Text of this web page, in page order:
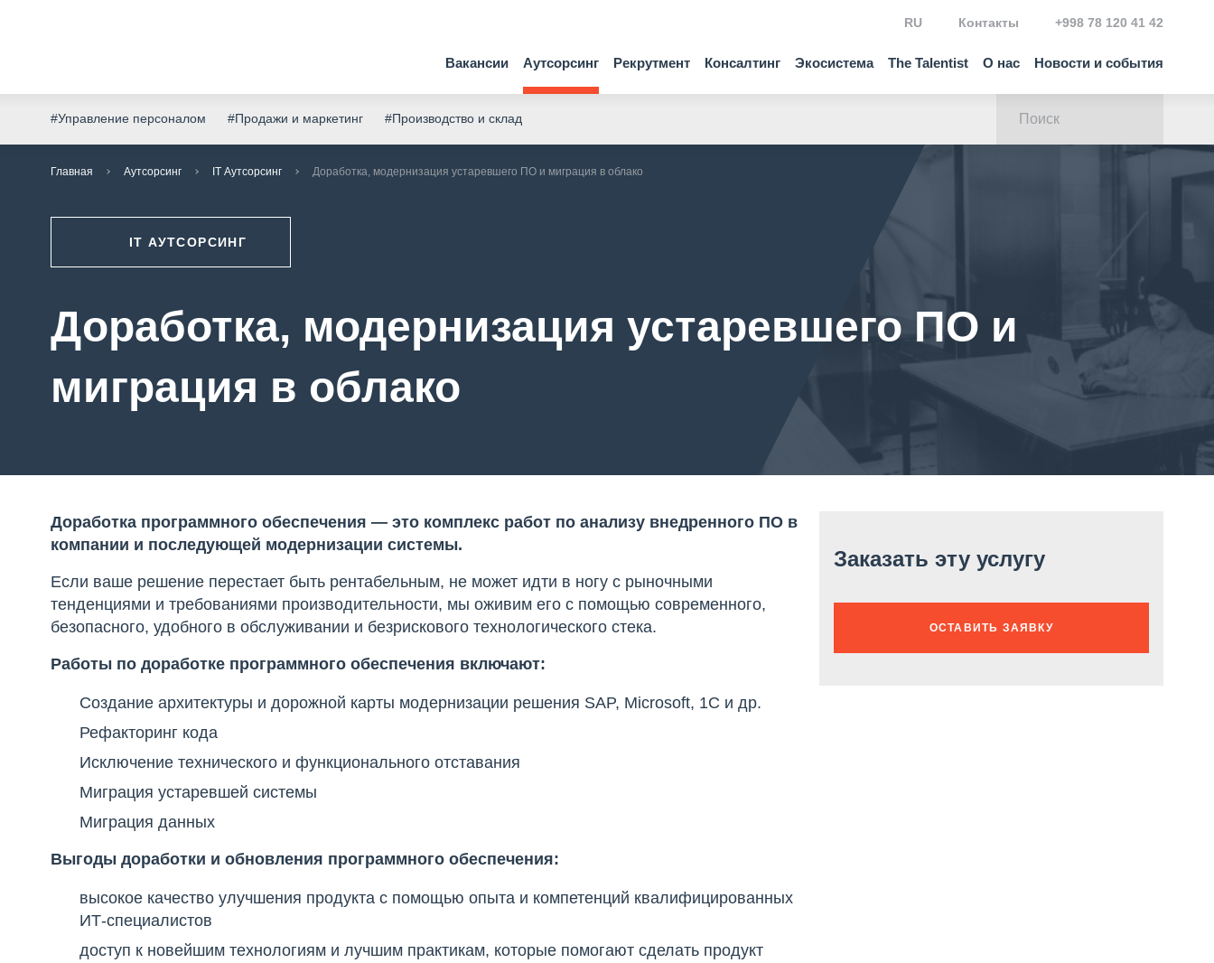
Вакансии Аутсорсинг Рекрутмент Консалтинг Экосистема The Talentist О нас Новости и события
RU Контакты +998 78 120 41 42
#Управление персоналом #Продажи и маркетинг #Производство и склад
Главная Аутсорсинг IT Аутсорсинг Доработка, модернизация устаревшего ПО и миграция в облако
IT АУТСОРСИНГ
Доработка, модернизация устаревшего ПО и
миграция в облако
Доработка программного обеспечения — это комплекс работ по анализу внедренного ПО в
компании и последующей модернизации системы.
Если ваше решение перестает быть рентабельным, не может идти в ногу с рыночными
тенденциями и требованиями производительности, мы оживим его с помощью современного,
безопасного, удобного в обслуживании и безрискового технологического стека.
Работы по доработке программного обеспечения включают:
Создание архитектуры и дорожной карты модернизации решения SAP, Microsoft, 1С и др.
Рефакторинг кода
Исключение технического и функционального отставания
Миграция устаревшей системы
Миграция данных
Выгоды доработки и обновления программного обеспечения:
высокое качество улучшения продукта с помощью опыта и компетенций квалифицированных
ИТ-специалистов
доступ к новейшим технологиям и лучшим практикам, которые помогают сделать продукт
Заказать эту услугу
ОСТАВИТЬ ЗАЯВКУ